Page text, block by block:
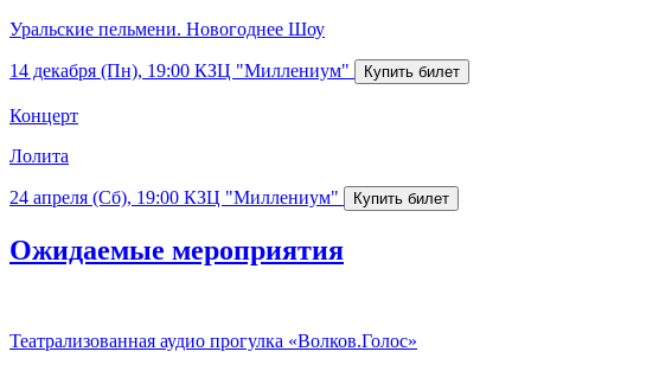
Уральские пельмени. Новогоднее Шоу
14 декабря (Пн), 19:00 КЗЦ "Миллениум"
Концерт
Лолита
24 апреля (Сб), 19:00 КЗЦ "Миллениум"
Ожидаемые мероприятия
Театрализованная аудио прогулка «Волков.Голос»